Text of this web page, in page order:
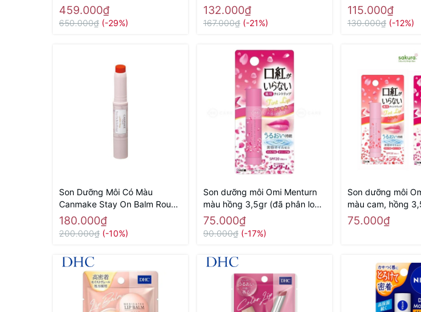
màu 3,2g (N) - Hàng Nhật nội
địa
459.000₫
650.000₫ (-29%)
Hàng Nhật nội địa
132.000₫
167.000₫ (-21%)
SPF 26 PA++ -
địa
115.000₫
130.000₫ (-12%)
Son Dưỡng Môi Có Màu
Canmake Stay On Balm Rouge
2,7g 14 ( Đỏ Tươi) - Hàng Nhật
nội địa
180.000₫
200.000₫ (-10%)
Son dưỡng môi Omi Menturn
màu hồng 3,5gr (đã phân loại)
- Hàng Nhật nội địa
75.000₫
90.000₫ (-17%)
Son dưỡng môi
màu cam, hồng
Nhật nội địa
75.000₫